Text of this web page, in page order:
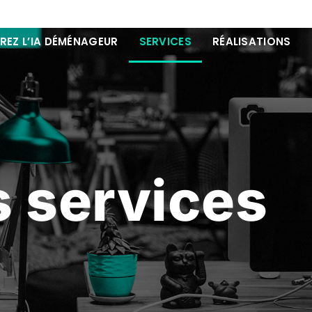
L’IA DÉMÉNAGEUR SERVICES RÉALISATIONS
services